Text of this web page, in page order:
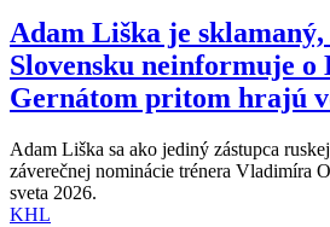
Adam Liška je sklamaný,
Slovensku neinformuje
Gernátom pritom hrajú
Adam Liška sa ako jediný zástupca
záverečnej nominácie trénera Vladimíra
sveta 2026.
KHL